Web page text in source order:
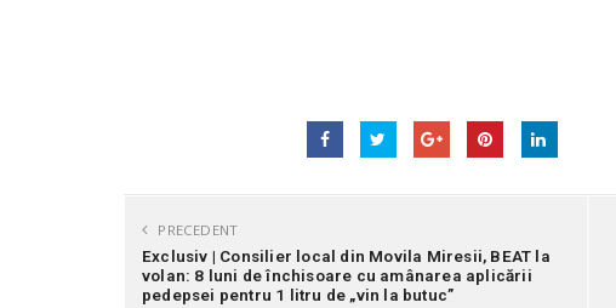
PRECEDENT
Exclusiv | Consilier local din Movila Miresii, BEAT la
volan: 8 luni de închisoare cu amânarea aplicării
pedepsei pentru 1 litru de „vin la butuc”